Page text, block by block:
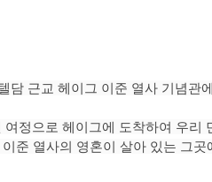
담 근교 헤이그 이준 열사 기념
여정으로 헤이그에 도착하여 우
준 열사의 영혼이 살아 있는 그